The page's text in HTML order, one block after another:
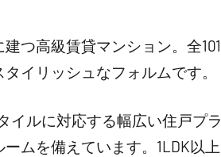
つ高級賃貸マンション。全101
イリッシュなフォルムです。
イルに対応する幅広い住戸プラ
ムを備えています。1LDK以上